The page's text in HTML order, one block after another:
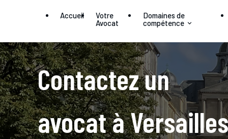
Accueil
Votre
Avocat
Domaines de
compétence
Contactez un
avocat à